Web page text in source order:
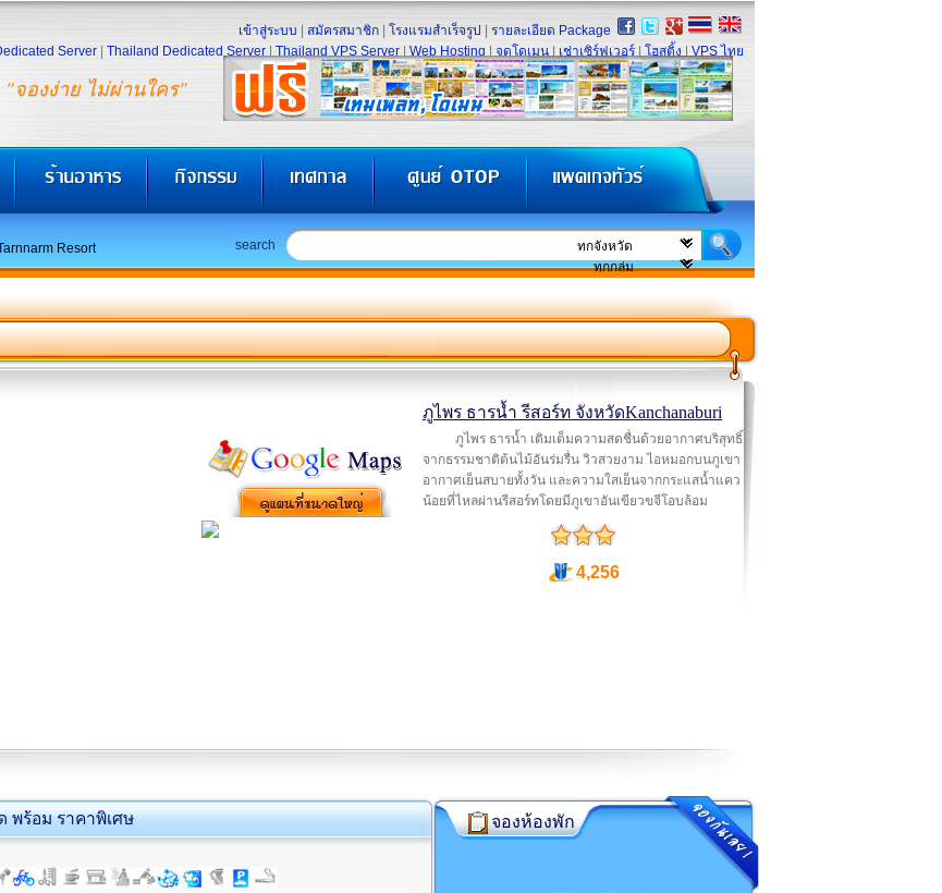
"จองง่าย ไม่ผ่านใคร"
เข้าสู่ระบบ สมัครสมาชิก โรงแรมสำเร็จรูป
รายละเอียด Package
Server
Thailand Dedicated Server Thailand VPS Server Web Hosting จดโดเมน เช่าเซิร์ฟเวอร์ โฮสติ้ง VPS ไทย
Resort search
ภูไพร ธารน้ำ รีสอร์ท จังหวัดKanchanaburi
ภูไพร ธารน้ำ เติมเต็มความสดชื่นด้วยอากาศบริสุทธิ์
จากธรรมชาติต้นไม้อันร่มรื่น วิวสวยงาม ไอหมอกบนภูเขา
อากาศเย็นสบายทั้งวัน และความใสเย็นจากกระแสน้ำแคว
น้อยที่ไหลผ่านรีสอร์ทโดยมีภูเขาอันเขียวขจีโอบล้อม
4,256
พร้อม ราคาพิเศษ จองห้องพัก